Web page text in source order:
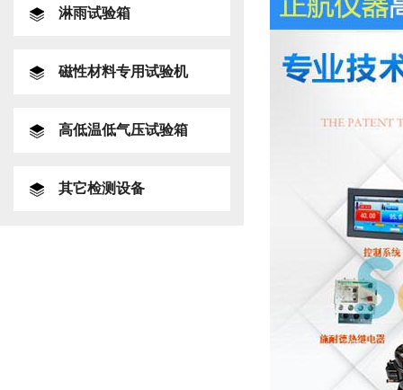
淋雨试验箱
磁性材料专用试验机
高低温低气压试验箱
其它检测设备